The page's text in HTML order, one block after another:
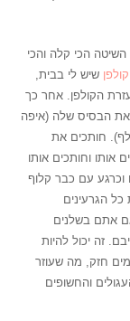
השיטה הכי קלה והכי
שיש לי בבית,
הקולפן. אחר כך
הבסיס שלה (איפה
חותכים את
אותו וחותכים אותו
וכרגע עם כבר קלוף
הגרעינים
אתם בשלנים
זה יכול להיות
חזק, מה שעוזר
והחשופים